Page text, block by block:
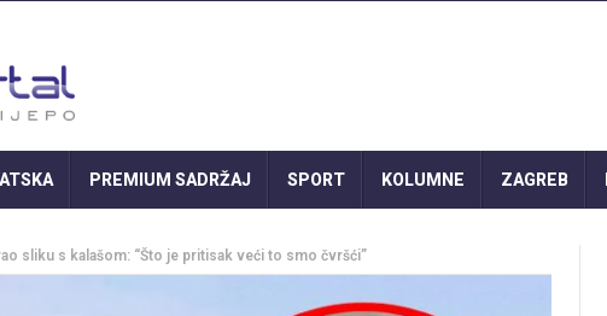
PREMIUM SADRŽAJ SPORT KOLUMNE ZAGREB
sliku s kalašom: “Što je pritisak veći to smo čvršći”